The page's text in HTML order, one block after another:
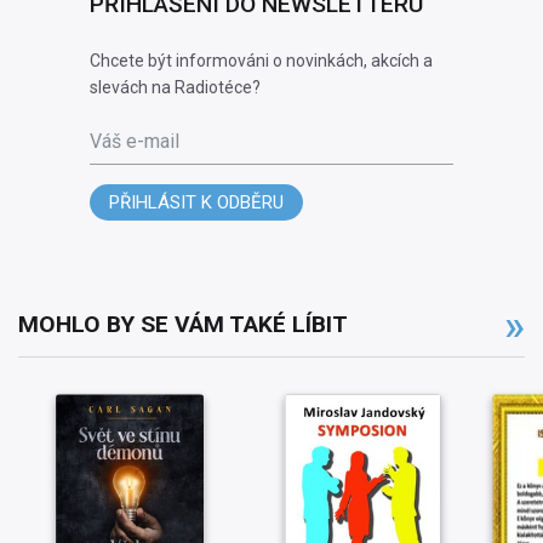
Chcete být informováni o novinkách, akcích a
slevách na Radiotéce?
Váš e-mail
PŘIHLÁSIT K ODBĚRU
MOHLO BY SE VÁM TAKÉ LÍBIT